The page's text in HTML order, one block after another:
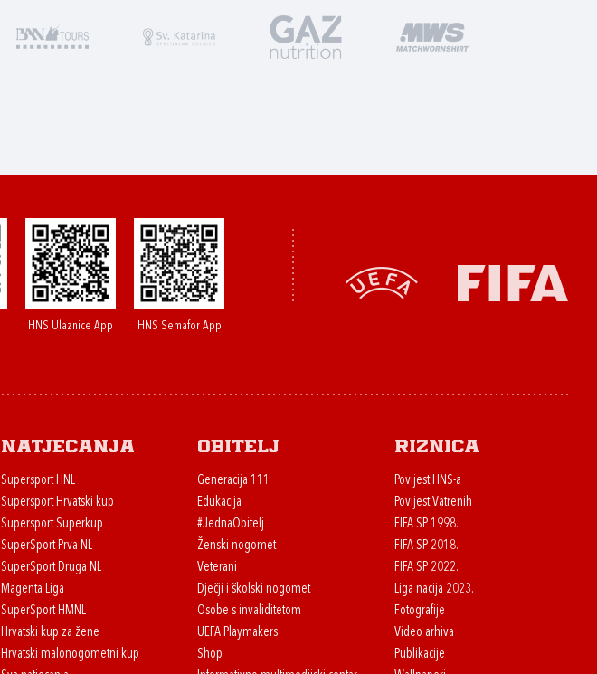
HNS Ulaznice App HNS Semafor App
Natjecanja
Supersport HNL
Supersport Hrvatski kup
Supersport Superkup
SuperSport Prva NL
SuperSport Druga NL
Magenta Liga
SuperSport HMNL
Hrvatski kup za žene
Hrvatski malonogometni kup
Obitelj
Generacija 111
Edukacija
#JednaObitelj
Ženski nogomet
Veterani
Dječji i školski nogomet
Osobe s invaliditetom
UEFA Playmakers
Shop
Riznica
Povijest HNS-a
Povijest Vatrenih
FIFA SP 1998.
FIFA SP 2018.
FIFA SP 2022.
Liga nacija 2023.
Fotografije
Video arhiva
Publikacije